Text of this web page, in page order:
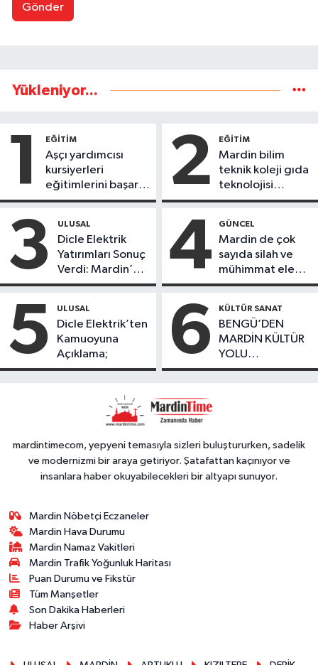
Gönder
Yükleniyor...
1 EĞİTİM
Aşçı yardımcısı
kursiyerleri
eğitimlerini başarı
ile tamamladı
2 EĞİTİM
Mardin bilim
teknik koleji gıda
teknolojisi
öğrencileri
ürünlerini satarak
köydeki
çoçuklara kitap
desteğinde
bulundu
3 ULUSAL
Dicle Elektrik
Yatırımları Sonuç
Verdi: Mardin’de
Kayıp Kaçak
Düşüş
4 GÜNCEL
Mardin de çok
sayıda silah ve
mühimmat ele
geçirildi
5 ULUSAL
Dicle Elektrik’ten
Kamuoyuna
Açıklama;
6 KÜLTÜR SANAT
BENGÜ’DEN
MARDİN KÜLTÜR
YOLU
FESTIVALİ’NDE
mardintimecom, yepyeni temasıyla sizleri buluştururken, sadelik
ve modernizmi bir araya getiriyor. Şatafattan kaçınıyor ve
insanlara haber okuyabilecekleri bir altyapı sunuyor.
Mardin Nöbetçi Eczaneler
Mardin Hava Durumu
Mardin Namaz Vakitleri
Mardin Trafik Yoğunluk Haritası
Puan Durumu ve Fikstür
Tüm Manşetler
Son Dakika Haberleri
Haber Arşivi